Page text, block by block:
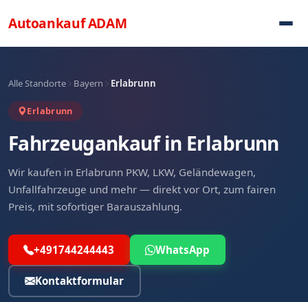
AutoankaufADAM
Alle Standorte Bayern Erlabrunn
Erlabrunn
Fahrzeugankauf in Erlabrunn
Wir kaufen in Erlabrunn PKW, LKW, Geländewagen,
Unfallfahrzeuge und mehr — direkt vor Ort, zum fairen
Preis, mit sofortiger Barauszahlung.
+491744244443 WhatsApp
Kontaktformular